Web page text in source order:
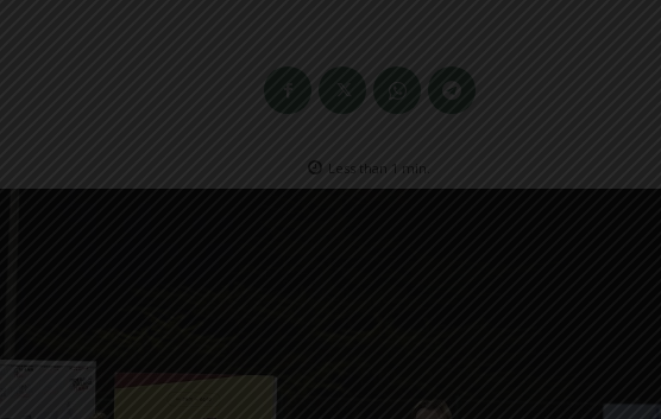
Less than 1 min.